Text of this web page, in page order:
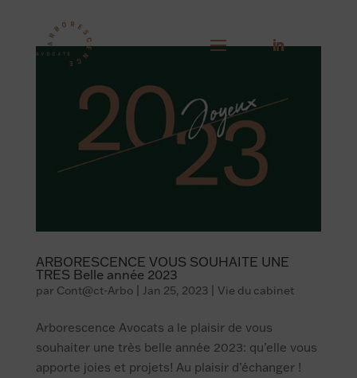
ARBORESCENCE VOUS SOUHAITE UNE
TRES Belle année 2023
par Cont@ct-Arbo| Jan 25, 2023| Vie du cabinet
Arborescence Avocats a le plaisir de vous
souhaiter une très belle année 2023: qu’elle vous
apporte joies et projets! Au plaisir d’échanger !